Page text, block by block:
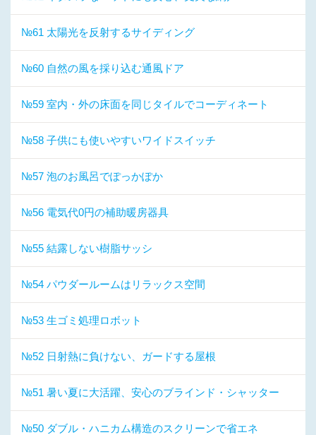
№61 太陽光を反射するサイディング
№60 自然の風を採り込む通風ドア
№59 室内・外の床面を同じタイルでコーディネート
№58 子供にも使いやすいワイドスイッチ
№57 泡のお風呂でぽっかぽか
№56 電気代0円の補助暖房器具
№55 結露しない樹脂サッシ
№54 パウダールームはリラックス空間
№53 生ゴミ処理ロボット
№52 日射熱に負けない、ガードする屋根
№51 暑い夏に大活躍、安心のブラインド・シャッター
№50 ダブル・ハニカム構造のスクリーンで省エネ